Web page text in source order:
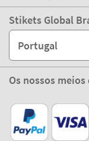
Stikets Global
Portugal
Os nossos